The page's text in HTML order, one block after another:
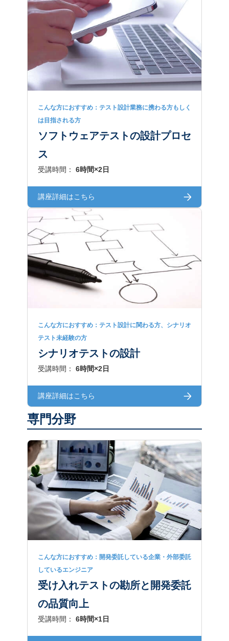
こんな方におすすめ：テスト設計業務に携わる方もしく
は目指される方
ソフトウェアテストの設計プロセ
ス
受講時間： 6時間×2日
講座詳細はこちら
こんな方におすすめ：テスト設計に関わる方、シナリオ
テスト未経験の方
シナリオテストの設計
受講時間： 6時間×2日
講座詳細はこちら
専門分野
こんな方におすすめ：開発委託している企業・外部委託
しているエンジニア
受け入れテストの勘所と開発委託
の品質向上
受講時間： 6時間×1日